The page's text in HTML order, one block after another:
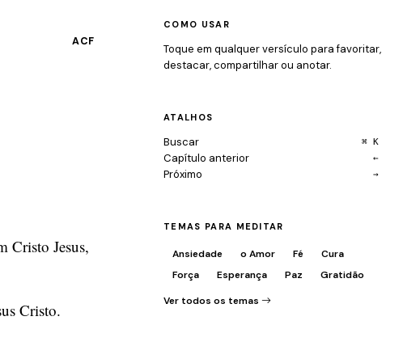
ACF
Cristo Jesus,
Cristo.
COMO USAR
Toque em qualquer versículo para favoritar,
destacar, compartilhar ou anotar.
ATALHOS
Buscar ⌘ K
Capítulo anterior ←
Próximo →
TEMAS PARA MEDITAR
Ansiedade o Amor Fé
Cura
Força
Esperança Paz
Gratidão
Ver todos os temas